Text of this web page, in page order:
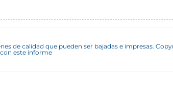
de calidad que pueden ser bajadas e impresas.
este informe